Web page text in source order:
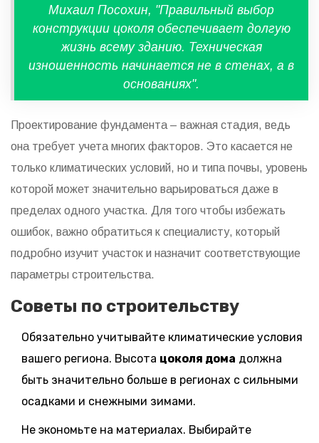
Михаил Посохин, "Правильный выбор
конструкции цоколя обеспечивает долгую
жизнь всему зданию. Техническая
изношенность начинается не в стенах, а в
основаниях".
Проектирование фундамента – важная стадия, ведь
она требует учета многих факторов. Это касается не
только климатических условий, но и типа почвы, уровень
которой может значительно варьироваться даже в
пределах одного участка. Для того чтобы избежать
ошибок, важно обратиться к специалисту, который
подробно изучит участок и назначит соответствующие
параметры строительства.
Советы по строительству
Обязательно учитывайте климатические условия
вашего региона. Высота цоколя дома должна
быть значительно больше в регионах с сильными
осадками и снежными зимами.
Не экономьте на материалах. Выбирайте